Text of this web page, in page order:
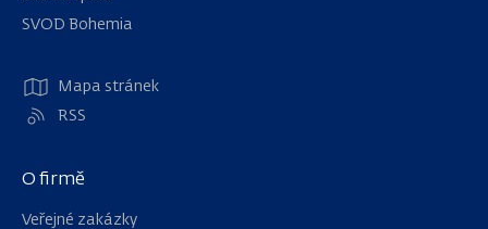
SVOD Bohemia
Mapa stránek
RSS
O firmě
Veřejné zakázky